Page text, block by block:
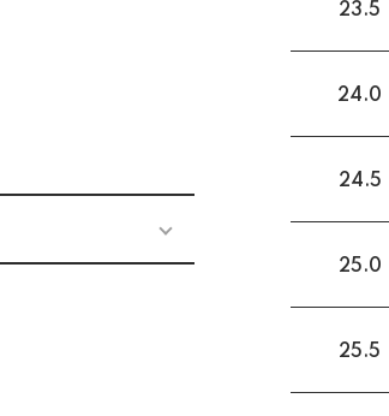
23.5
24.0
24.5
25.0
25.5